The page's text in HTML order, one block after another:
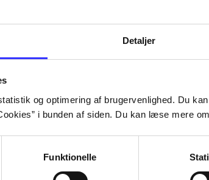
Detaljer
og optimering af brugervenlighed. Du
i bunden af siden. Du kan læse mere
Funktionelle